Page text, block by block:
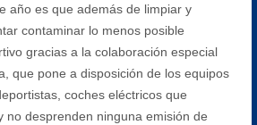
año es que además de limpiar y
contaminar lo menos posible
gracias a la colaboración especial
que pone a disposición de los equipos
coches eléctricos que
no desprenden ninguna emisión de